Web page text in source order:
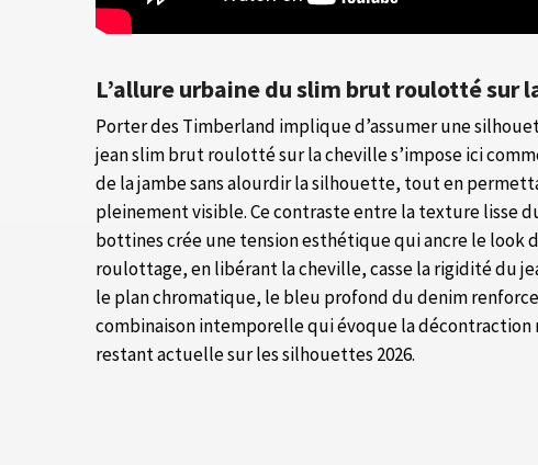
L’allure urbaine du slim brut roulotté sur
Porter des Timberland implique d’assumer une
jean slim brut roulotté sur la cheville s’impose ici
de la jambe sans alourdir la silhouette, tout en
pleinement visible. Ce contraste entre la texture lisse
bottines crée une tension esthétique qui ancre le look
roulottage, en libérant la cheville, casse la rigidité du
le plan chromatique, le bleu profond du denim
combinaison intemporelle qui évoque la décontraction
restant actuelle sur les silhouettes 2026.